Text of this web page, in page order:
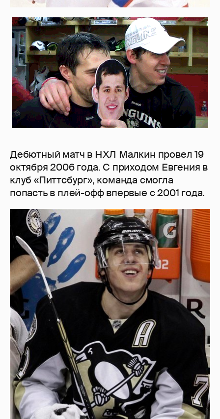
Дебютный матч в НХЛ Малкин провел 19
октября 2006 года. С приходом Евгения в
клуб «Питтсбург», команда смогла
попасть в плей-офф впервые с 2001 года.